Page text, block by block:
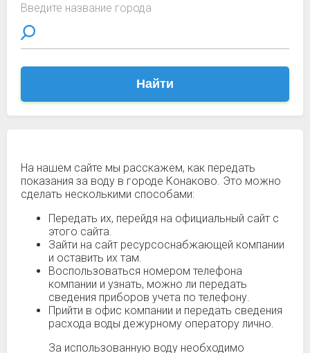
Введите название города
Найти
На нашем сайте мы расскажем, как передать
показания за воду в городе Конаково. Это можно
сделать несколькими способами:
Передать их, перейдя на официальный сайт с
этого сайта.
Зайти на сайт ресурсоснабжающей компании
и оставить их там.
Воспользоваться номером телефона
компании и узнать, можно ли передать
сведения приборов учета по телефону.
Прийти в офис компании и передать сведения
расхода воды дежурному оператору лично.
За использованную воду необходимо